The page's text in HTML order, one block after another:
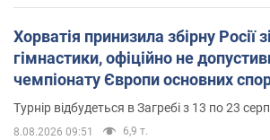
Хорватія принизила збірну Росії
гімнастики, офіційно не
чемпіонату Європи основних
Турнір відбудеться в Загребі з 13 по 23
8.08.2026 09:51 6,9 т.